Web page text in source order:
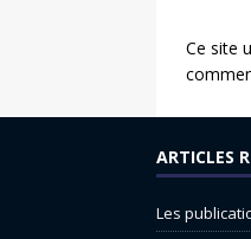
Ce site
ARTICLES
Les